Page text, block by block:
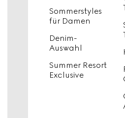
Sommerstyles
für Damen
Denim-
Auswahl
Summer Resort
Exclusive